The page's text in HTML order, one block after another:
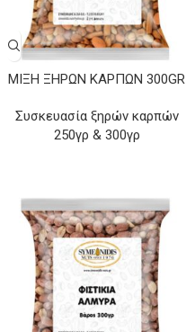
ΜΊΞΗ ΞΗΡΏΝ ΚΑΡΠΏΝ 300GR
Συσκευασία ξηρών καρπών
250γρ & 300γρ